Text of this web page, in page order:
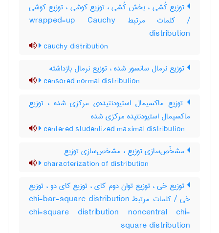
توزیع کُشی ، بخش کُشی ، توزیع کوشی ، توزیع کوشی
/ کلمات مرتبط wrapped-up Cauchy
distribution
cauchy distribution
توزیع نرمال سانسور شده ، توزیع نرمال بازداشته
censored normal distribution
توزیع ماکسیمال استیودنتیده‌ی مرکزی شده ، توزیع
ماکسیمال استیودنتیده مرکزی شده
centered studentized maximal distribution
مشخّص‌سازی توزیع ، مشخص‌سازی توزیع
characterization of distribution
توزیع خی ، توزیع توان دوم کای ، توزیع کای دو ، توزیع
خی / کلمات مرتبط chi-bar-square distribution
chi-square distribution noncentral chi-
square distribution